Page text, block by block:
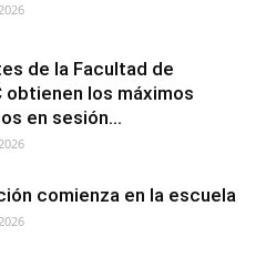
de la Facultad de
obtienen los máximos
en sesión...
comienza en la escuela